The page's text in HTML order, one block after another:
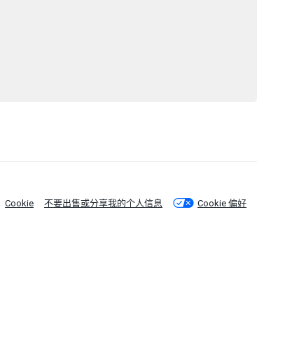
Cookie 不要出售或分享我的个人信息 Cookie 偏好